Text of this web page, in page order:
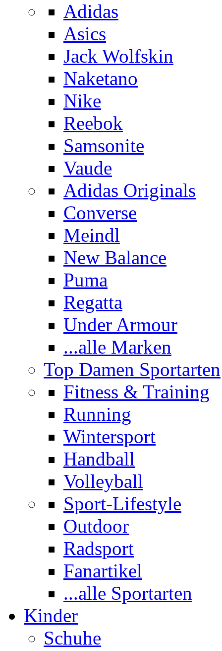
Adidas
Asics
Jack Wolfskin
Naketano
Nike
Reebok
Samsonite
Vaude
Adidas Originals
Converse
Meindl
New Balance
Puma
Regatta
Under Armour
...alle Marken
Top Damen Sportarten
Fitness & Training
Running
Wintersport
Handball
Volleyball
Sport-Lifestyle
Outdoor
Radsport
Fanartikel
...alle Sportarten
Kinder
Schuhe